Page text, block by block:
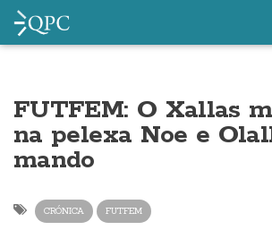
FUTFEM: O Xallas
na pelexa Noe e
mando
CRÓNICA FUTFEM